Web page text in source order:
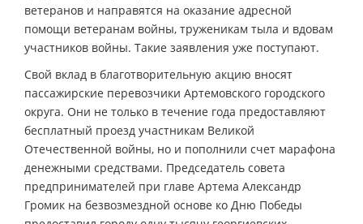
ветеранов и направятся на оказание адресной
помощи ветеранам войны, труженикам тыла и вдовам
участников войны. Такие заявления уже поступают.
Свой вклад в благотворительную акцию вносят
пассажирские перевозчики Артемовского городского
округа. Они не только в течение года предоставляют
бесплатный проезд участникам Великой
Отечественной войны, но и пополнили счет марафона
денежными средствами. Председатель совета
предпринимателей при главе Артема Александр
Громик на безвозмездной основе ко Дню Победы